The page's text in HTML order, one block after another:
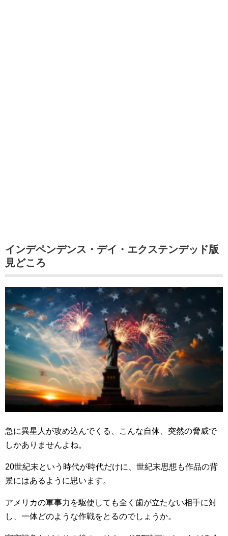
インデペンデンス・デイ・エクステンデッド版
見どころ
急に異星人が攻め込んでくる、こんな自体、突然の脅威で
しかありませんよね。
20世紀末という時代が時代だけに、世紀末思想も作品の背
景にはあるように思います。
アメリカの軍事力を駆使しても全く歯が立たない相手に対
し、一体どのような作戦をとるのでしょうか。